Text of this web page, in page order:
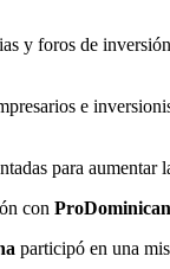
y foros de
e
para
con
participó en una